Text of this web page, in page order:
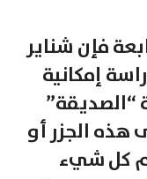
فإن شناير
إمكانية
“الصديقة”
هذه الجزر أو
كل شيء